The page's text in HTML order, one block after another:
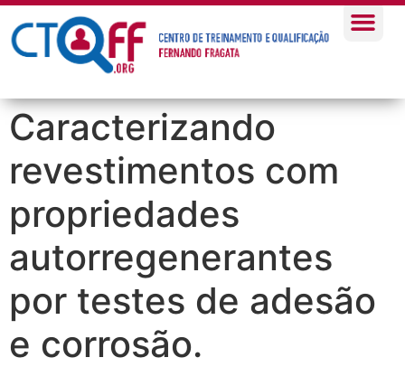
Caracterizando
revestimentos com
propriedades
autorregenerantes
por testes de adesão
e corrosão.